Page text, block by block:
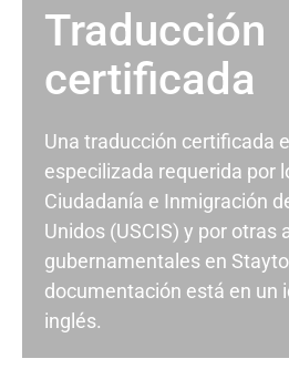
Traducción
certificada
Una traducción certificada
especilizada requerida por
Ciudadanía e Inmigración
Unidos (USCIS) y por otras
gubernamentales en
documentación está en un
inglés.